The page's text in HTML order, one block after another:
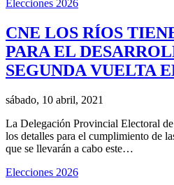
Elecciones 2026
CNE LOS RÍOS
PARA EL
SEGUNDA VUELTA
sábado, 10 abril, 2021
La Delegación Provincial Electoral
los detalles para el cumplimiento de
que se llevarán a cabo este…
Elecciones 2026